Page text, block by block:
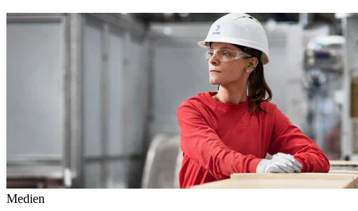
Medien